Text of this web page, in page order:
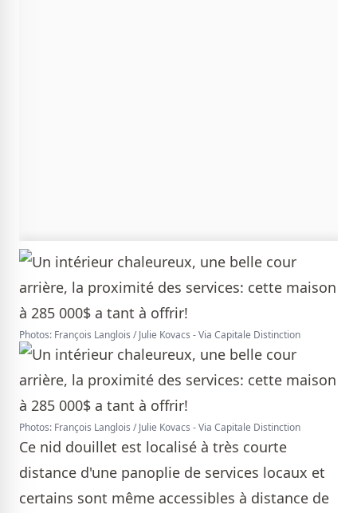
Photos: François Langlois / Julie Kovacs - Via Capitale Distinction
Photos: François Langlois / Julie Kovacs - Via Capitale Distinction
Ce nid douillet est localisé à très courte
distance d'une panoplie de services locaux et
certains sont même accessibles à distance de